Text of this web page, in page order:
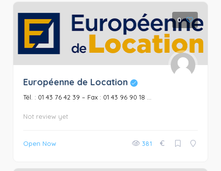
0
Européenne de Location
Tél. : 01 43 76 42 39 – Fax : 01 43 96 90 18 ...
Not review yet
Open Now 381 €